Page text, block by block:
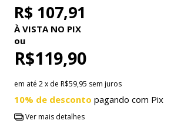
R$ 107,91
À VISTA NO PIX
ou
R$119,90
em até 2x de R$59,95 sem juros
10% de desconto pagando com Pix
Ver mais detalhes